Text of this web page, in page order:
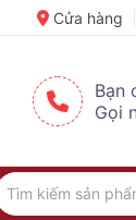
Cửa hàng
Bạn
Gọi